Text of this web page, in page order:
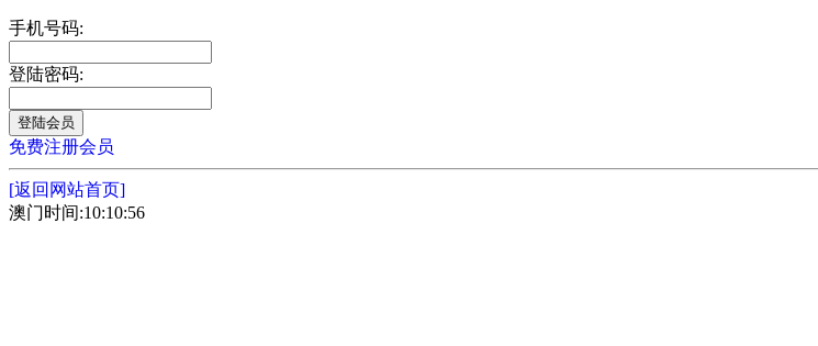
手机号码:
登陆密码:
免费注册会员
[返回网站首页]
澳门时间:10:10:56